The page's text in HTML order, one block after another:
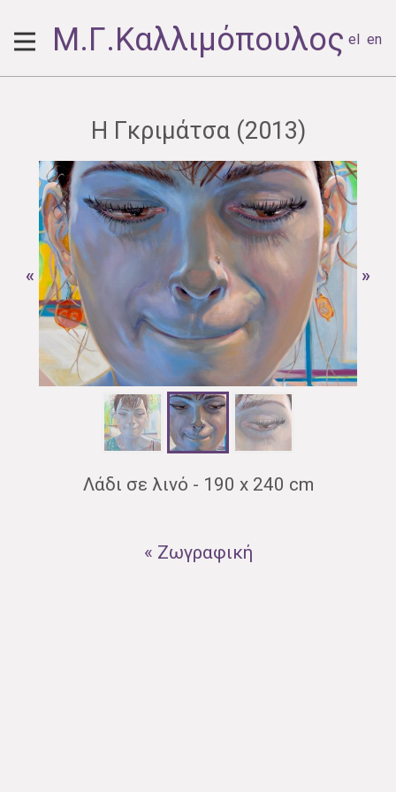
Μ.Γ.Καλλιμόπουλος el en
Η Γκριμάτσα (2013)
« »
Λάδι σε λινό - 190 x 240 cm
« Ζωγραφική